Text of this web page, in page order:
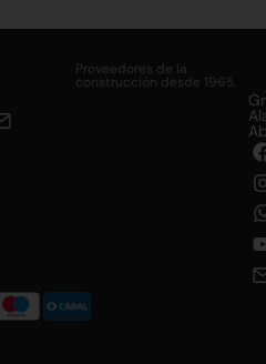
Proveedores de la
construcción desde 1965.